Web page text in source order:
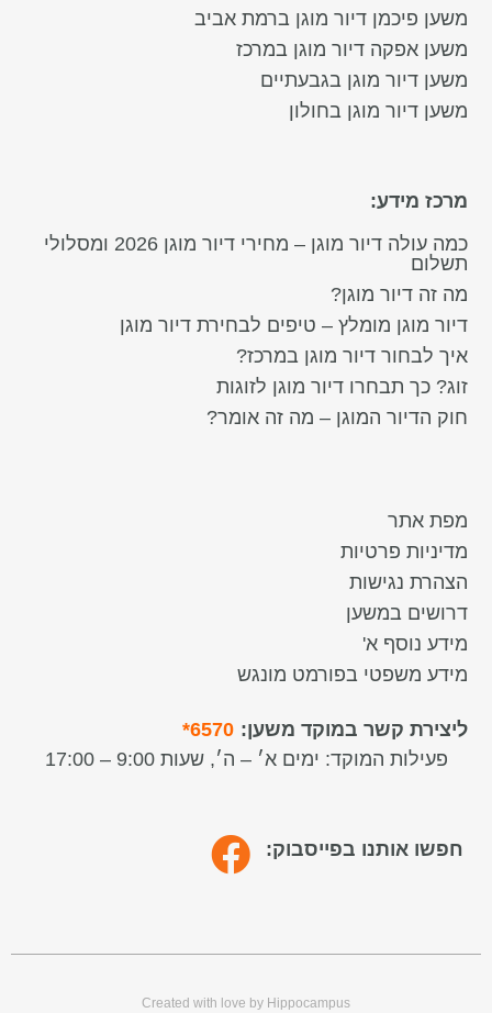
משען פיכמן דיור מוגן ברמת אביב
משען אפקה דיור מוגן במרכז
משען דיור מוגן בגבעתיים
משען דיור מוגן בחולון
מרכז מידע:
כמה עולה דיור מוגן – מחירי דיור מוגן 2026 ומסלולי
תשלום
מה זה דיור מוגן?
דיור מוגן מומלץ – טיפים לבחירת דיור מוגן
איך לבחור דיור מוגן במרכז?
זוג? כך תבחרו דיור מוגן לזוגות
חוק הדיור המוגן – מה זה אומר?
מפת אתר
מדיניות פרטיות
הצהרת נגישות
דרושים במשען
מידע נוסף א'
מידע משפטי בפורמט מונגש
ליצירת קשר במוקד משען: 6570*
פעילות המוקד: ימים א׳ – ה׳, שעות 9:00 – 17:00
חפשו אותנו בפייסבוק:
Created with love by Hippocampus